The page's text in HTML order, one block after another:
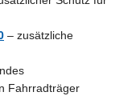
– zusätzliche
Fahrradträger